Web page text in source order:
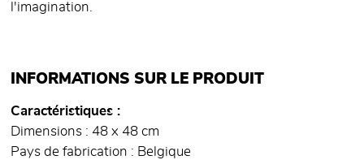
l'imagination.
INFORMATIONS SUR LE PRODUIT
Caractéristiques
Dimensions : 48 x 48 cm
Pays de fabrication : Belgique